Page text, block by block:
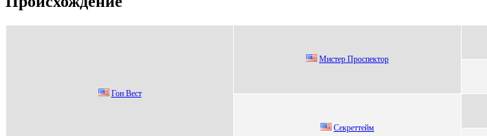
Гон Becт
Mистер Проспектор
Cекреттейм